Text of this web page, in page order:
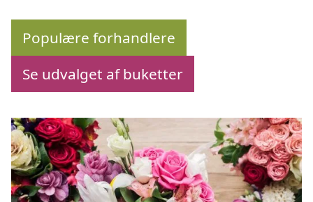
Populære forhandlere
Se udvalget af buketter